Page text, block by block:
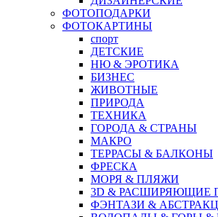
ФОТОПОДАРКИ
ФОТОКАРТИНЫ
спорт
ДЕТСКИЕ
НЮ & ЭРОТИКА
БИЗНЕС
ЖИВОТНЫЕ
ПРИРОДА
ТЕХНИКА
ГОРОДА & СТРАНЫ
МАКРО
ТЕРРАСЫ & БАЛКОНЫ
ФРЕСКА
МОРЯ & ПЛЯЖИ
3D & РАСШИРЯЮЩИЕ
ФЭНТАЗИ &